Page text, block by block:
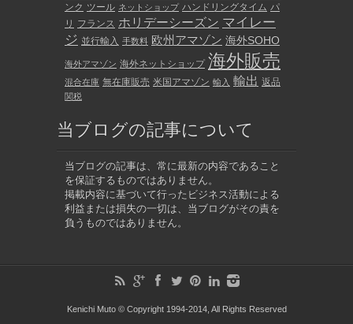
ンク ツール ネットショップ ハンドリングタイム パ
リ フランス ホリデーシーズン マイレー
ジ 並行輸入 手数料 欧州アマゾン 海外SOHO
海外アマゾン 海外ネットショップ 海外販売
混合在庫 無在庫販売 米国アマゾン 輸入 輸出 返品
関税
当ブログの記事について
当ブログの記事は、常に最新の内容であること
を保証するものではありません。
掲載内容に基づいて行ったビジネス活動による
利益または損失の一切は、当ブログがその責を
負うものではありません。
Kenichi Muto © Copyright 1994-2014, All Rights Reserved